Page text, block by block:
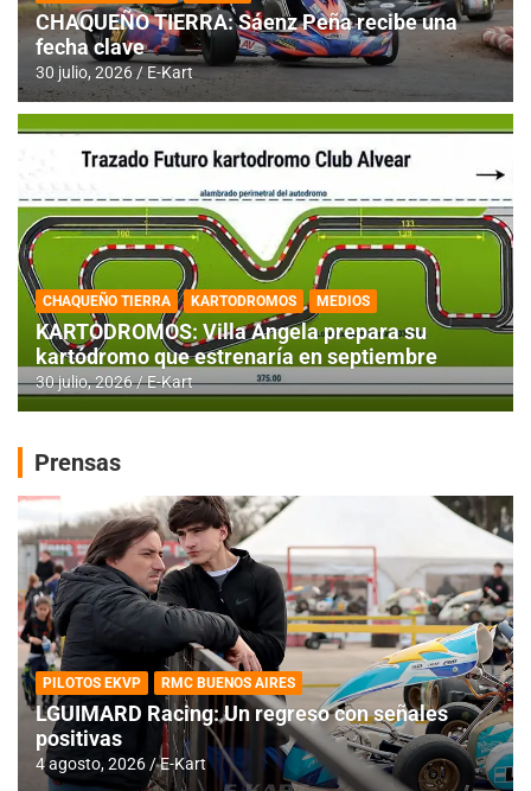
CHAQUEÑO TIERRA: Sáenz Peña recibe una
fecha clave
30 julio, 2026 E-Kart
CHAQUEÑO TIERRA KARTODROMOS MEDIOS
KARTODROMOS: Villa Angela prepara su
kartódromo que estrenaría en septiembre
30 julio, 2026 E-Kart
Prensas
PILOTOS EKVP RMC BUENOS AIRES
LGUIMARD Racing: Un regreso con señales
positivas
4 agosto, 2026 E-Kart